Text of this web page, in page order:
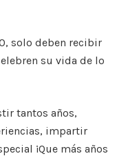
solo deben recibir
su vida de lo
tantos años,
impartir
¡Que más años